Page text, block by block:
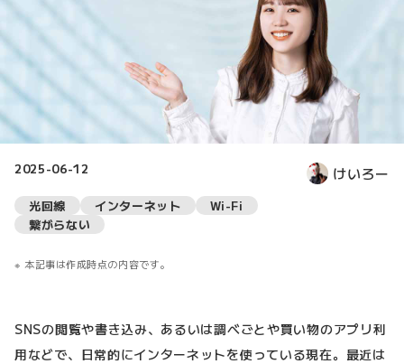
2025-06-12 けいろー
光回線 インターネット
Wi-Fi
繋がらない
本記事は作成時点の内容です。
SNSの閲覧や書き込み、あるいは調べごとや買い物のアプリ利
用などで、日常的にインターネットを使っている現在。最近は